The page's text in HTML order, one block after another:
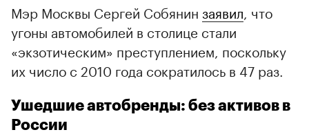
Мэр Москвы Сергей Собянин заявил , что
угоны автомобилей в столице стали
«экзотическим» преступлением, поскольку
их число с 2010 года сократилось в 47 раз.
Ушедшие автобренды: без активов в
России